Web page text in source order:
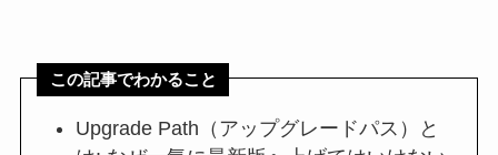
この記事でわかること
Upgrade Path（アップグレードパス）と